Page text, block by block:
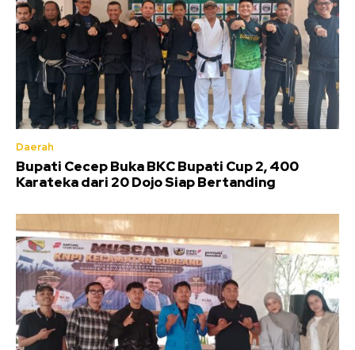
Daerah
Bupati Cecep Buka BKC Bupati Cup 2, 400
Karateka dari 20 Dojo Siap Bertanding